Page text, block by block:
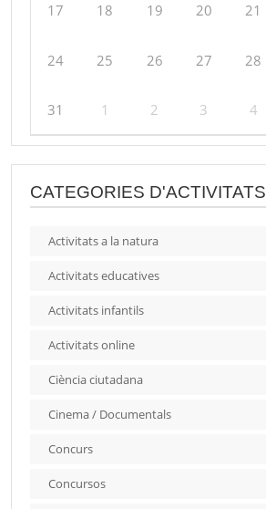
17 18 19 20 21
24 25 26 27 28
31 1 2 3 4
CATEGORIES D'ACTIVITATS
Activitats a la natura
Activitats educatives
Activitats infantils
Activitats online
Ciència ciutadana
Cinema / Documentals
Concurs
Concursos